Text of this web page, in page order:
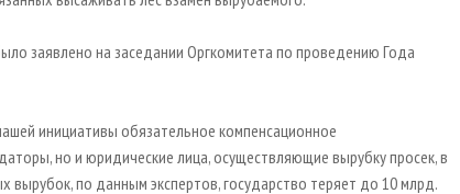
заявлено на заседании Оргкомитета по проведению Года
инициативы обязательное компенсационное
но и юридические лица, осуществляющие вырубку просек, в
по данным экспертов, государство теряет до 10 млрд.